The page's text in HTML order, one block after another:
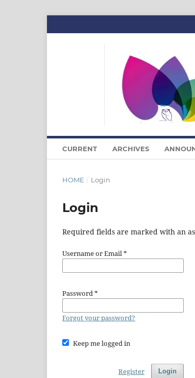
CURRENT ARCHIVES
HOME / Login
Login
Required fields are marked with an
Username or Email*
Password*
Forgot your password?
Keep me logged in
Login
Register